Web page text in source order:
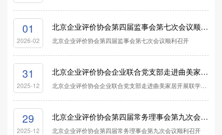
01
2026-02
北京企业评价协会第四届监事会第七次会议顺利召开
北京企业评价协会第四届监事会第七次会议顺利召开
31
2025-12
北京企业评价协会企业联合党支部走进曲美家居开展联学联建主题党日活动
29
2025-12
北京企业评价协会第四届常务理事会第九次会议顺利召开
北京企业评价协会第四届常务理事会第九次会议顺利召开